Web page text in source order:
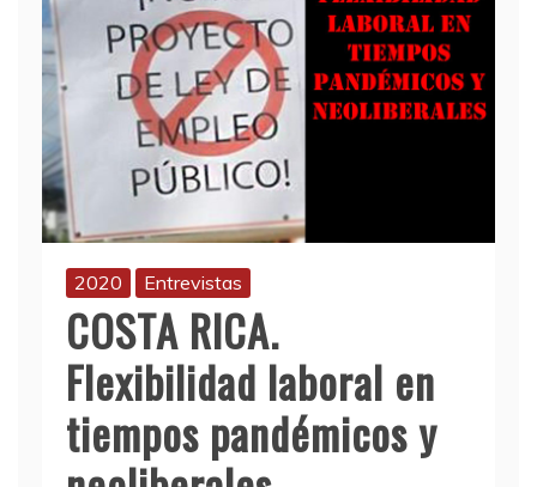
2020 Entrevistas
COSTA RICA.
Flexibilidad laboral en
tiempos pandémicos y